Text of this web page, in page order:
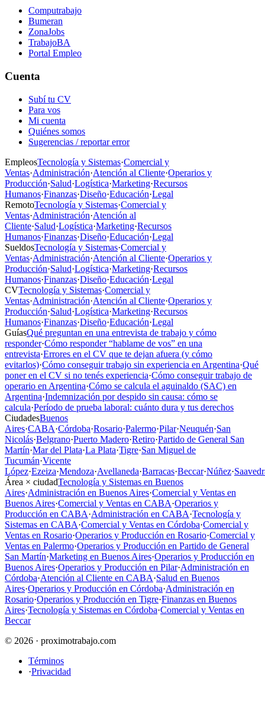
Computrabajo
Bumeran
ZonaJobs
TrabajoBA
Portal Empleo
Cuenta
Subí tu CV
Para vos
Mi cuenta
Quiénes somos
Sugerencias / reportar error
EmpleosTecnología y Sistemas·Comercial y
Ventas·Administración·Atención al Cliente·Operarios y
Producción·Salud·Logística·Marketing·Recursos
Humanos·Finanzas·Diseño·Educación·Legal
RemotoTecnología y Sistemas·Comercial y
Ventas·Administración·Atención al
Cliente·Salud·Logística·Marketing·Recursos
Humanos·Finanzas·Diseño·Educación·Legal
SueldosTecnología y Sistemas·Comercial y
Ventas·Administración·Atención al Cliente·Operarios y
Producción·Salud·Logística·Marketing·Recursos
Humanos·Finanzas·Diseño·Educación·Legal
CVTecnología y Sistemas·Comercial y
Ventas·Administración·Atención al Cliente·Operarios y
Producción·Salud·Logística·Marketing·Recursos
Humanos·Finanzas·Diseño·Educación·Legal
GuíasQué preguntan en una entrevista de trabajo y cómo
responder·Cómo responder “hablame de vos” en una
entrevista·Errores en el CV que te dejan afuera (y cómo
evitarlos)·Cómo conseguir trabajo sin experiencia en Argentina·Qué
poner en el CV si no tenés experiencia·Cómo conseguir trabajo de
operario en Argentina·Cómo se calcula el aguinaldo (SAC) en
Argentina·Indemnización por despido sin causa: cómo se
calcula·Período de prueba laboral: cuánto dura y tus derechos
CiudadesBuenos
Aires·CABA·Córdoba·Rosario·Palermo·Pilar·Neuquén·San
Nicolás·Belgrano·Puerto Madero·Retiro·Partido de General San
Martín·Mar del Plata·La Plata·Tigre·San Miguel de
Tucumán·Vicente
López·Ezeiza·Mendoza·Avellaneda·Barracas·Beccar·Núñez·
Área × ciudadTecnología y Sistemas en Buenos
Aires·Administración en Buenos Aires·Comercial y Ventas en
Buenos Aires·Comercial y Ventas en CABA·Operarios y
Producción en CABA·Administración en CABA·Tecnología y
Sistemas en CABA·Comercial y Ventas en Córdoba·Comercial y
Ventas en Rosario·Operarios y Producción en Rosario·Comercial y
Ventas en Palermo·Operarios y Producción en Partido de General
San Martín·Marketing en Buenos Aires·Operarios y Producción en
Buenos Aires·Operarios y Producción en Pilar·Administración en
Córdoba·Atención al Cliente en CABA·Salud en Buenos
Aires·Operarios y Producción en Córdoba·Administración en
Rosario·Operarios y Producción en Tigre·Finanzas en Buenos
Aires·Tecnología y Sistemas en Córdoba·Comercial y Ventas en
Beccar
© 2026 · proximotrabajo.com
Términos
·Privacidad